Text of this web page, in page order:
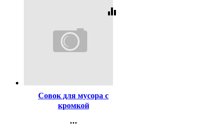
equalizer
Совок для мусора с
кромкой
...